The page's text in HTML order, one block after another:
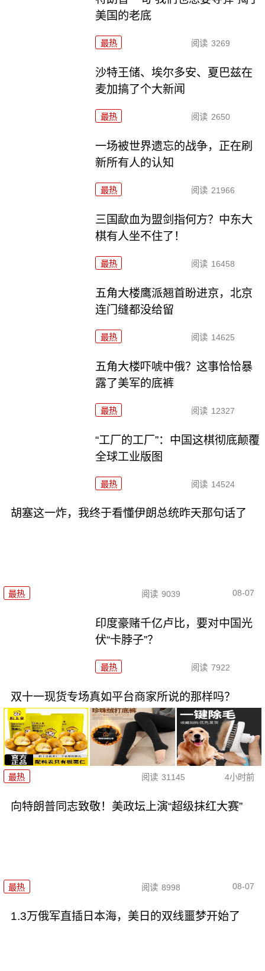
美国的老底
最热 阅读 3269
沙特王储、埃尔多安、夏巴兹在
麦加搞了个大新闻
最热 阅读 2650
一场被世界遗忘的战争，正在刷
新所有人的认知
最热 阅读 21966
三国歃血为盟剑指何方？中东大
棋有人坐不住了！
最热 阅读 16458
五角大楼鹰派翘首盼进京，北京
连门缝都没给留
最热 阅读 14625
五角大楼吓唬中俄？这事恰恰暴
露了美军的底裤
最热 阅读 12327
“工厂的工厂”：中国这棋彻底颠覆
全球工业版图
最热 阅读 14524
胡塞这一炸，我终于看懂伊朗总统昨天那句话了
最热 阅读 9039 08-07
印度豪赌千亿卢比，要对中国光
伏“卡脖子”？
最热 阅读 7922
双十一现货专场真如平台商家所说的那样吗？
最热 阅读 31145 4小时前
向特朗普同志致敬！美政坛上演“超级抹红大赛”
最热 阅读 8998 08-07
1.3万俄军直插日本海，美日的双线噩梦开始了